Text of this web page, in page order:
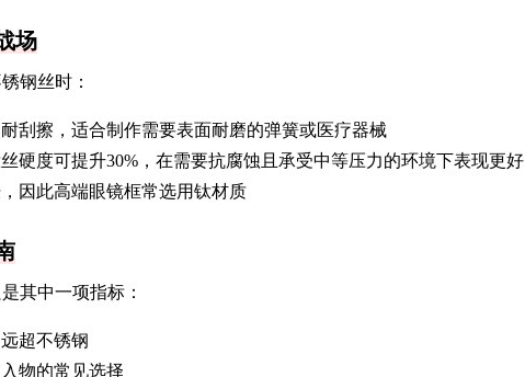
场
钢丝时：
耐刮擦，适合制作需要表面耐磨的弹簧或医疗器械
丝硬度可提升30%，在需要抗腐蚀且承受中等压力的环境下表现更好
因此高端眼镜框常选用钛材质
其中一项指标：
超不锈钢
物的常见选择